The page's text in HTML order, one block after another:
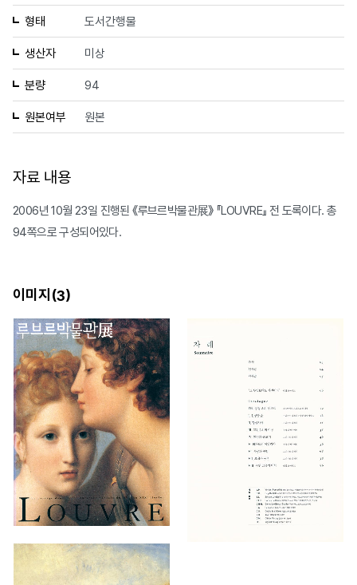
형태 도서간행물
생산자 미상
분량 94
원본여부 원본
자료 내용
2006년 10월 23일 진행된 《루브르박물관展》 『LOUVRE』 전 도록이다. 총
94쪽으로 구성되어있다.
이미지(3)